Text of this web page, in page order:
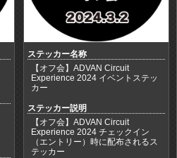
ステッカー名称
【オフ会】ADVAN Circuit
Experience 2024 イベントステッ
カー
ステッカー説明
【オフ会】ADVAN Circuit
Experience 2024 チェックイン
（エントリー）時に配布されるス
テッカー